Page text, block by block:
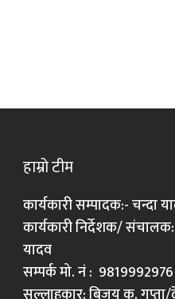
हाम्रो टीम
कार्यकारी सम्पादक:- चन्दा
कार्यकारी निर्देशक/
यादव
सम्पर्क मो. नं : 9819992976